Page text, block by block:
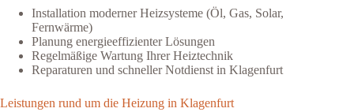
Installation moderner Heizsysteme (Öl, Gas, Solar,
Fernwärme)
Planung energieeffizienter Lösungen
Regelmäßige Wartung Ihrer Heiztechnik
Reparaturen und schneller Notdienst in Klagenfurt
Leistungen rund um die Heizung in Klagenfurt